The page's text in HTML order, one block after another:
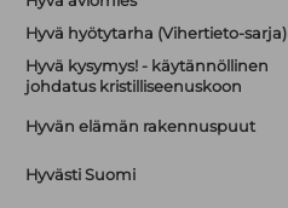
Hyvä hyötytarha (Vihertieto-sarja)
Hyvä kysymys! - käytännöllinen
johdatus kristilliseenuskoon
Hyvän elämän rakennuspuut
Hyvästi Suomi